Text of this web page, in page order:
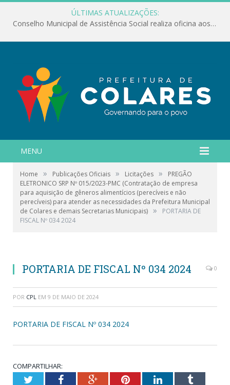
ÚLTIMAS ATUALIZAÇÕES:
Conselho Municipal de Assistência Social realiza oficina aos servidores
MENU
Home » Publicações Oficiais » Licitações »
PREGÃO
ELETRONICO SRP Nº 015/2023-PMC (Contratação de empresa
para aquisição de gêneros alimentícios (perecíveis e não
perecíveis) para atender as necessidades da Prefeitura Municipal
de Colares e demais Secretarias Municipais) »
PORTARIA DE
FISCAL Nº 034 2024
PORTARIA DE FISCAL Nº 034 2024 0
POR CPL EM 9 DE MAIO DE 2024
PORTARIA DE FISCAL Nº 034 2024
COMPARTILHAR:
TwitterFacebookGoogle+PinterestLinkedInTumblr